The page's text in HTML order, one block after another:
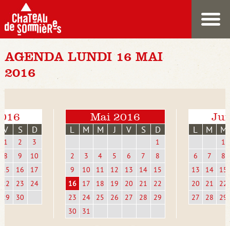
AGENDA LUNDI 16 MAI
2016
V S D
1 2
3
8
9
10
15
16
17
22
23
24
29
30
Mai 2016
L M M J V S D
1
2
3 4 5 6 7
8
9
10 11 12 13 14
15
16
17 18 19 20 21
22
23
24 25 26 27 28
29
30
31
L M M
1
6
7
8
13
14
15
20
21
22
27
28 29